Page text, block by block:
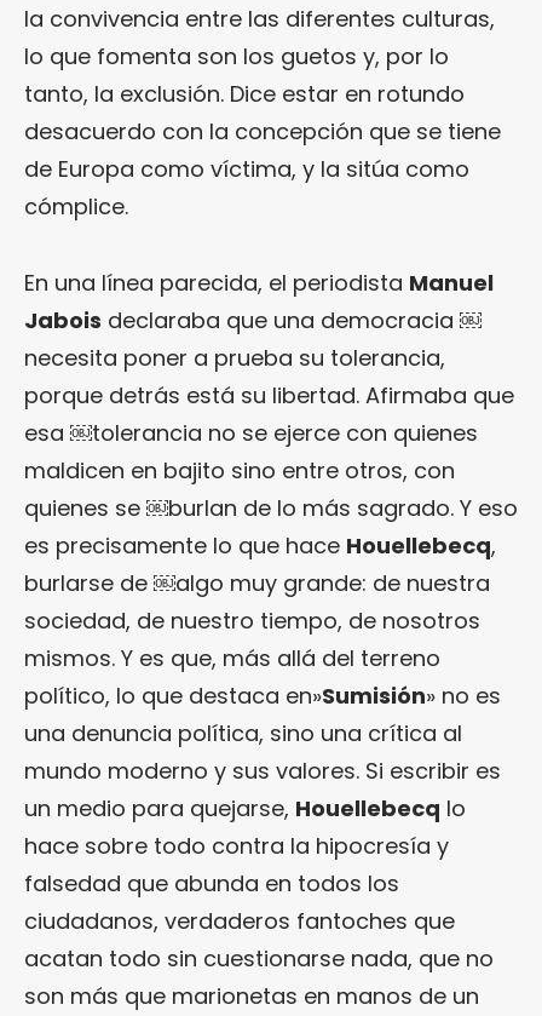
la convivencia entre las diferentes culturas,
lo que fomenta son los guetos y, por lo
tanto, la exclusión. Dice estar en rotundo
desacuerdo con la concepción que se tiene
de Europa como víctima, y la sitúa como
cómplice.
En una línea parecida, el periodista Manuel
Jabois declaraba que una democracia ￼
necesita poner a prueba su tolerancia,
porque detrás está su libertad. Afirmaba que
esa ￼tolerancia no se ejerce con quienes
maldicen en bajito sino entre otros, con
quienes se ￼burlan de lo más sagrado. Y eso
es precisamente lo que hace Houellebecq,
burlarse de ￼algo muy grande: de nuestra
sociedad, de nuestro tiempo, de nosotros
mismos. Y es que, más allá del terreno
político, lo que destaca en»Sumisión» no es
una denuncia política, sino una crítica al
mundo moderno y sus valores. Si escribir es
un medio para quejarse, Houellebecq lo
hace sobre todo contra la hipocresía y
falsedad que abunda en todos los
ciudadanos, verdaderos fantoches que
acatan todo sin cuestionarse nada, que no
son más que marionetas en manos de un